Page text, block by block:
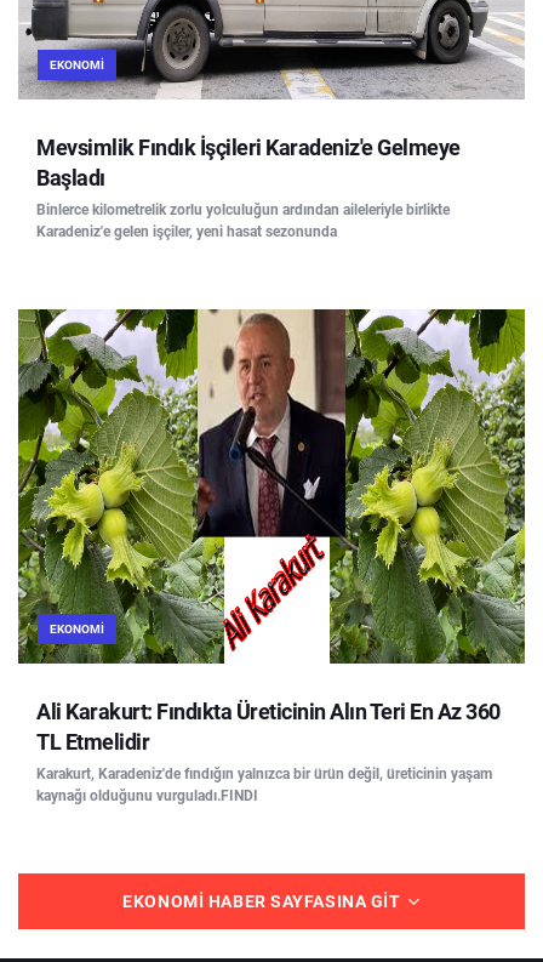
EKONOMI
Mevsimlik Fındık İşçileri Karadeniz'e Gelmeye
Başladı
Binlerce kilometrelik zorlu yolculuğun ardından aileleriyle birlikte
Karadeniz'e gelen işçiler, yeni hasat sezonunda
EKONOMI
Ali Karakurt: Fındıkta Üreticinin Alın Teri En Az 360
TL Etmelidir
Karakurt, Karadeniz'de fındığın yalnızca bir ürün değil, üreticinin yaşam
kaynağı olduğunu vurguladı.FINDI
EKONOMI HABER SAYFASINA GIT